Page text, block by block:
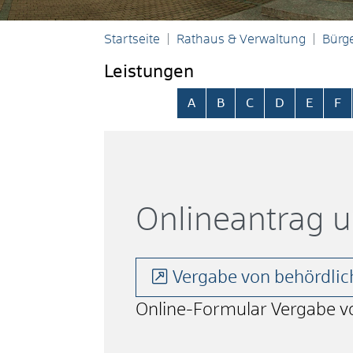
Startseite Rathaus & Verwaltung
Leistungen
Alphabetisches Register
A B C D E F
Onlineantrag
Vergabe von
Online-Formular Vergabe